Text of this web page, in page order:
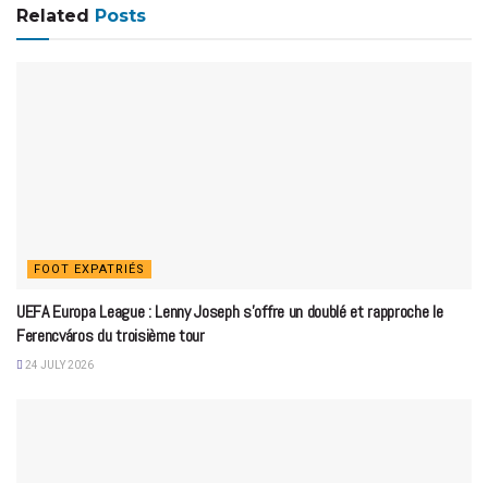
Related Posts
FOOT EXPATRIÉS
UEFA Europa League : Lenny Joseph s’offre un doublé et rapproche le
Ferencváros du troisième tour
24 JULY 2026